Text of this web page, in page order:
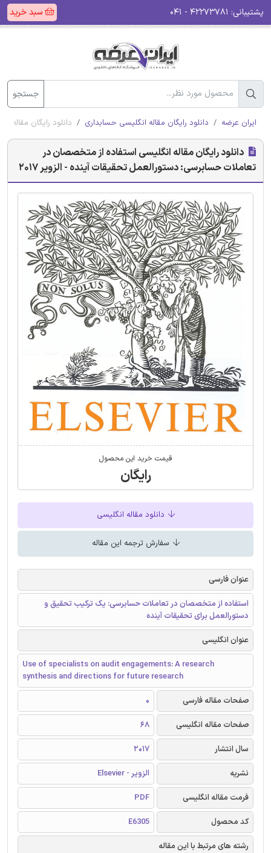
پشتیبانی: سبد خرید
جستجو
ایران عرضه دانلود رایگان مقاله انگلیسی حسابداری دانلود رایگان مقاله
دانلود رایگان مقاله انگلیسی استفاده از متخصصان در
تعاملات حسابرسی: دستورالعمل تحقیقات آینده - الزویر 2017
قیمت خرید این محصول
رایگان
دانلود مقاله انگلیسی
سفارش ترجمه این مقاله
عنوان فارسی
استفاده از متخصصان در تعاملات حسابرسی: یک ترکیب تحقیق و
دستورالعمل برای تحقیقات آینده
عنوان انگلیسی
Use of specialists on audit engagements: A research
synthesis and directions for future research
صفحات مقاله فارسی
0
صفحات مقاله انگلیسی
68
سال انتشار
2017
نشریه
الزویر - Elsevier
فرمت مقاله انگلیسی
PDF
کد محصول
E6305
رشته های مرتبط با این مقاله